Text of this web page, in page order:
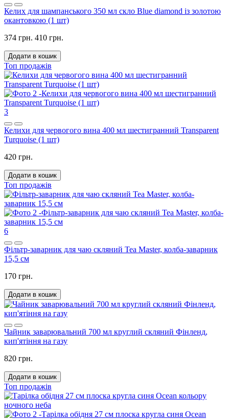
Келих для шампанського 350 мл скло Blue diamond із золотою
окантовкою (1 шт)
374 грн. 410 грн.
Додати в кошик
Топ продажів
3
Келихи для червогого вина 400 мл шестигранний Transparent
Turquoise (1 шт)
420 грн.
Додати в кошик
Топ продажів
6
Фільтр-заварник для чаю скляний Tea Master, колба-заварник
15,5 см
170 грн.
Додати в кошик
Чайник заварювальний 700 мл круглий скляний Фінленд,
кип'ятіння на газу
820 грн.
Додати в кошик
Топ продажів